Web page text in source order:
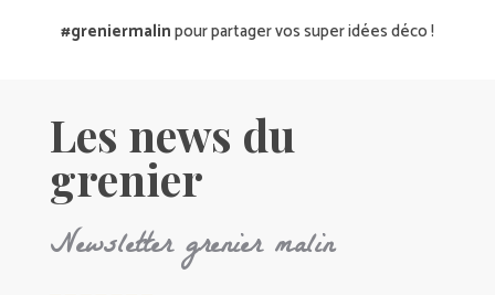
#greniermalinpour partager vos super idées déco !
Les news du
grenier
Newsletter grenier malin